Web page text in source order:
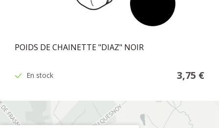
POIDS DE CHAINETTE "DIAZ" NOIR
En stock 3,75 €